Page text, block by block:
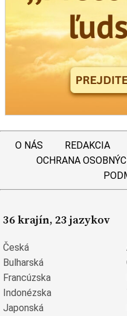
O NÁS REDAKCIA
OCHRANA
36 krajín, 23 jazykov
Česká
Bulharská
Francúzska
Indonézska
Japonská